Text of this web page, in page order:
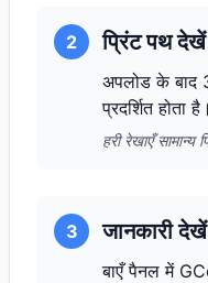
2 प्रिंट पथ देखें
अपलोड के बाद
प्रदर्शित होता है।
हरी रेखाएँ सामान्य
3 जानकारी देखें
बाएँ पैनल में